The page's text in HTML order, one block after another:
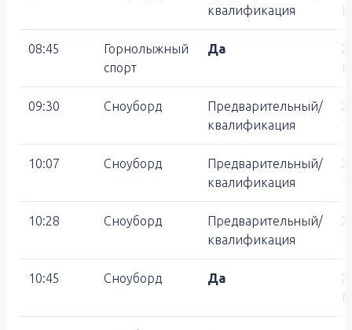
квалификация
08:45
Горнолыжный
спорт
Да
09:30 Сноуборд
Предварительный/
квалификация
10:07 Сноуборд
Предварительный/
квалификация
10:28 Сноуборд
Предварительный/
квалификация
10:45 Сноуборд Да